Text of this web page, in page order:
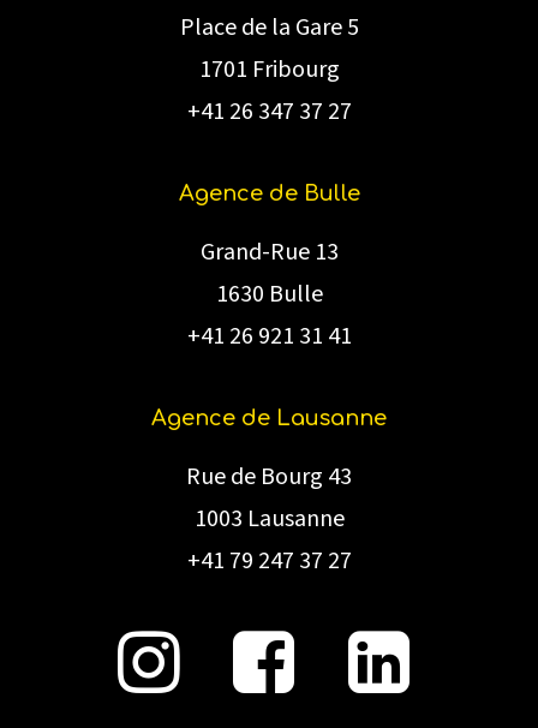
Place de la Gare 5
1701 Fribourg
+41 26 347 37 27
Agence de Bulle
Grand-Rue 13
1630 Bulle
+41 26 921 31 41
Agence de Lausanne
Rue de Bourg 43
1003 Lausanne
+41 79 247 37 27